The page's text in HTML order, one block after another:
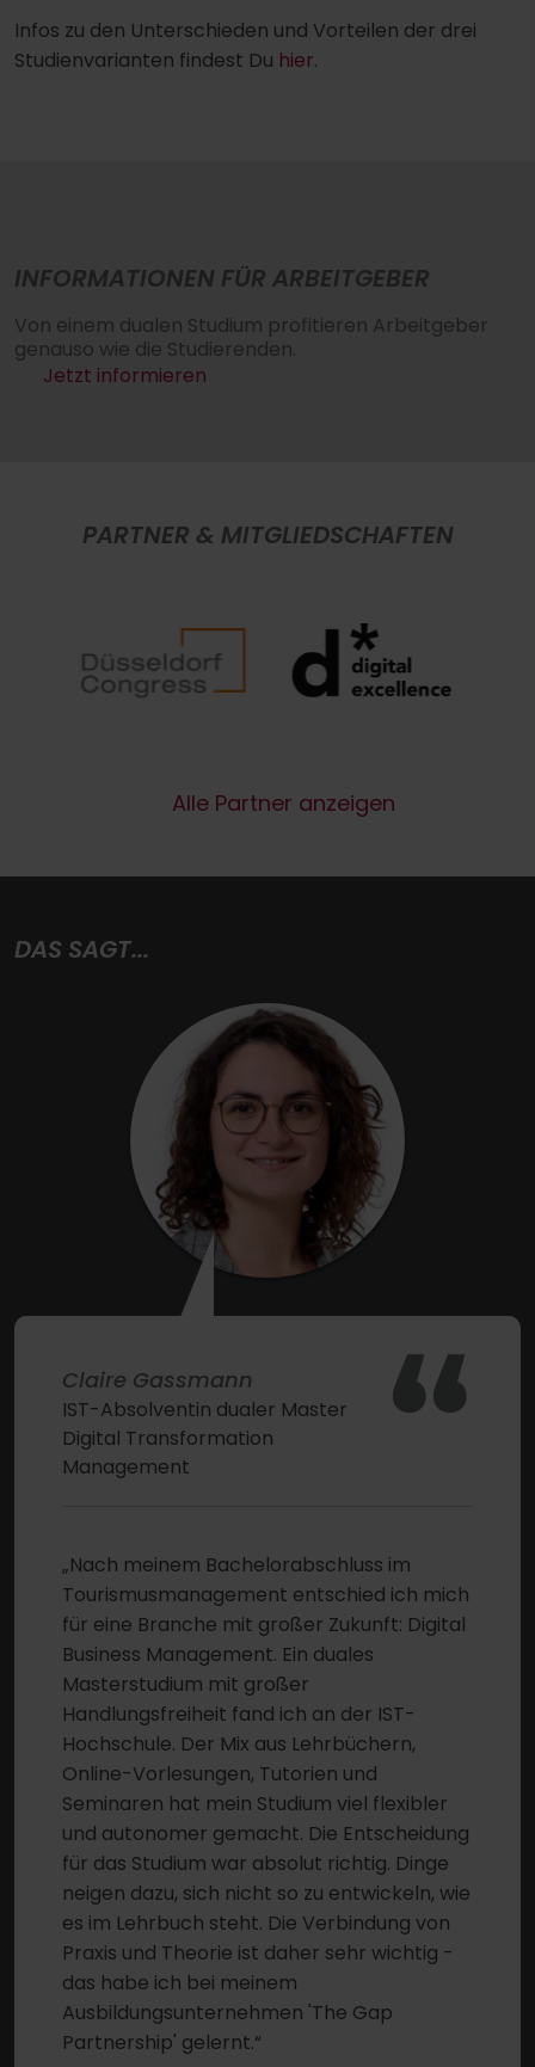
Infos zu den Unterschieden und Vorteilen der drei
Studienvarianten findest Du hier.
INFORMATIONEN FÜR ARBEITGEBER
Von einem dualen Studium profitieren Arbeitgeber
genauso wie die Studierenden.
Jetzt informieren
PARTNER & MITGLIEDSCHAFTEN
Alle Partner anzeigen
DAS SAGT...
“
Claire Gassmann
IST-Absolventin dualer Master
Digital Transformation
Management
„Nach meinem Bachelorabschluss im
Tourismusmanagement entschied ich mich
für eine Branche mit großer Zukunft: Digital
Business Management. Ein duales
Masterstudium mit großer
Handlungsfreiheit fand ich an der IST-
Hochschule. Der Mix aus Lehrbüchern,
Online-Vorlesungen, Tutorien und
Seminaren hat mein Studium viel flexibler
und autonomer gemacht. Die Entscheidung
für das Studium war absolut richtig. Dinge
neigen dazu, sich nicht so zu entwickeln, wie
es im Lehrbuch steht. Die Verbindung von
Praxis und Theorie ist daher sehr wichtig -
das habe ich bei meinem
Ausbildungsunternehmen 'The Gap
Partnership' gelernt.“